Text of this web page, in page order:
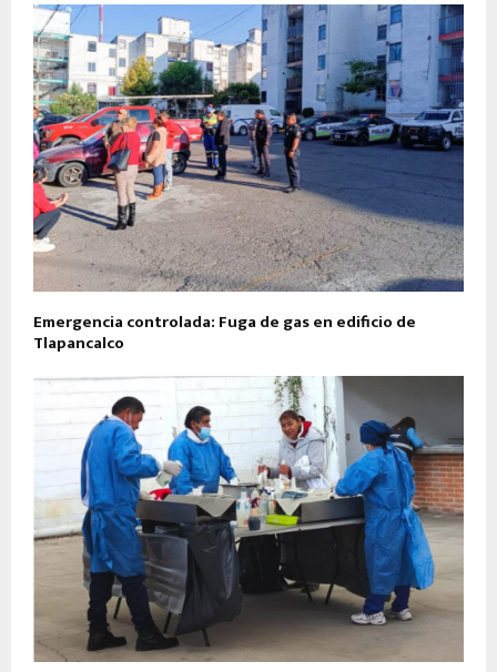
Emergencia controlada: Fuga de gas en edificio de
Tlapancalco